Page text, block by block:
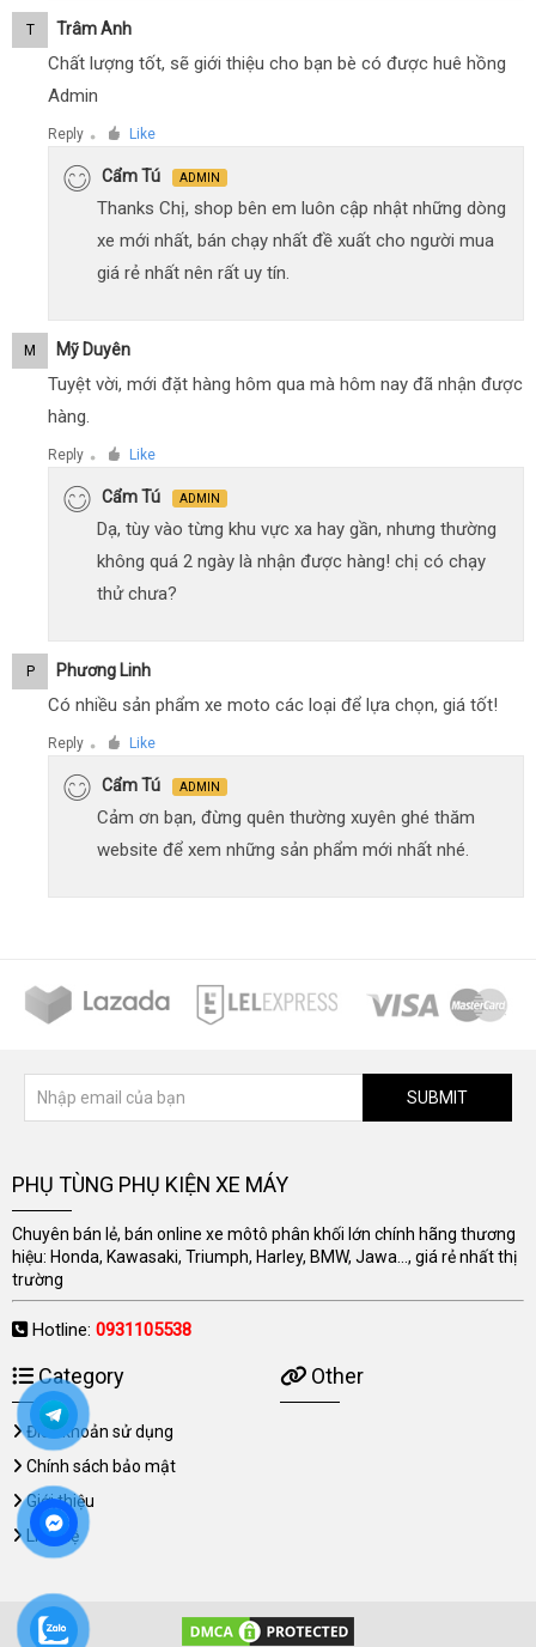
T Trâm Anh
Chất lượng tốt, sẽ giới thiệu cho bạn bè có được huê hồng
Admin
Reply ● Like
Cẩm Tú ADMIN
Thanks Chị, shop bên em luôn cập nhật những dòng
xe mới nhất, bán chạy nhất đề xuất cho người mua
giá rẻ nhất nên rất uy tín.
M Mỹ Duyên
Tuyệt vời, mới đặt hàng hôm qua mà hôm nay đã nhận được
hàng.
Reply ● Like
Cẩm Tú ADMIN
Dạ, tùy vào từng khu vực xa hay gần, nhưng thường
không quá 2 ngày là nhận được hàng! chị có chạy
thử chưa?
P Phương Linh
Có nhiều sản phẩm xe moto các loại để lựa chọn, giá tốt!
Reply ● Like
Cẩm Tú ADMIN
Cảm ơn bạn, đừng quên thường xuyên ghé thăm
website để xem những sản phẩm mới nhất nhé.
SUBMIT
PHỤ TÙNG PHỤ KIỆN XE MÁY
Chuyên bán lẻ, bán online xe môtô phân khối lớn chính hãng thương
hiệu: Honda, Kawasaki, Triumph, Harley, BMW, Jawa..., giá rẻ nhất thị
trường
Hotline: 0931105538
Category
Điều khoản sử dụng
Chính sách bảo mật
Giới thiệu
Liên hệ
Other